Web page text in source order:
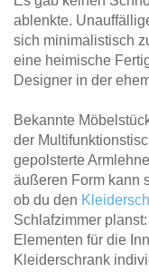
ablenkte.
sich minimalistisch
eine heimische
Designer in der
Bekannte
der
gepolsterte
äußeren Form kann
ob du den
Schlafzimmer
Elementen für die
Kleiderschrank